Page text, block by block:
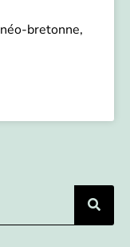
bretonne,